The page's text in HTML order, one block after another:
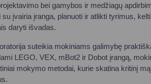
bei gamybos ir medžiagų
įvairia įranga, planuoti ir atlikti tyrimus,
daryti išvadas.
suteikia mokiniams galimybę
LEGO, VEX, mBot2 ir Dobot įrangą,
mokymo metodai, kurie skatina kritinį